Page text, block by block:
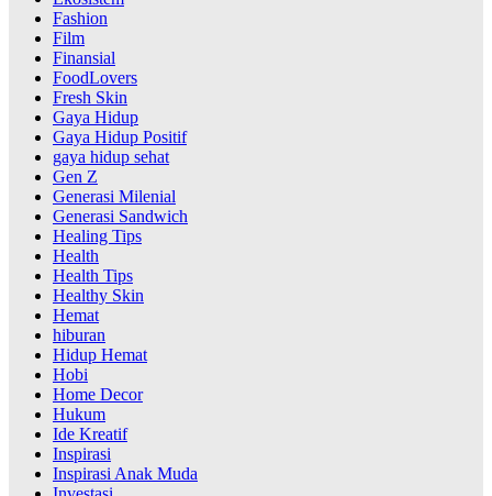
Fashion
Film
Finansial
FoodLovers
Fresh Skin
Gaya Hidup
Gaya Hidup Positif
gaya hidup sehat
Gen Z
Generasi Milenial
Generasi Sandwich
Healing Tips
Health
Health Tips
Healthy Skin
Hemat
hiburan
Hidup Hemat
Hobi
Home Decor
Hukum
Ide Kreatif
Inspirasi
Inspirasi Anak Muda